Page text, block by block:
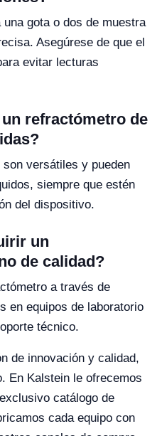
gota o dos de muestra
Asegúrese de que el
evitar lecturas
refractómetro de
versátiles y pueden
siempre que estén
del dispositivo.
un
de calidad?
a través de
en equipos de laboratorio
técnico.
de innovación y calidad,
En Kalstein le ofrecemos
catálogo de
cada equipo con